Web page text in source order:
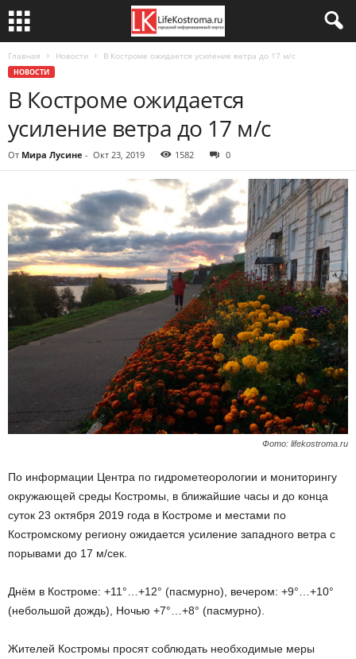
Главная Новости В Костроме ожидается усиление ветра до 17 м/с
НОВОСТИ
В Костроме ожидается
усиление ветра до 17 м/с
От Мира Лусине - Окт 23, 2019 1582 0
Фото: lifekostroma.ru
По информации Центра по гидрометеорологии и мониторингу
окружающей среды Костромы, в ближайшие часы и до конца
суток 23 октября 2019 года в Костроме и местами по
Костромскому региону ожидается усиление западного ветра с
порывами до 17 м/сек.
Днём в Костроме: +11°…+12° (пасмурно), вечером: +9°…+10°
(небольшой дождь), Ночью +7°…+8° (пасмурно).
Жителей Костромы просят соблюдать необходимые меры